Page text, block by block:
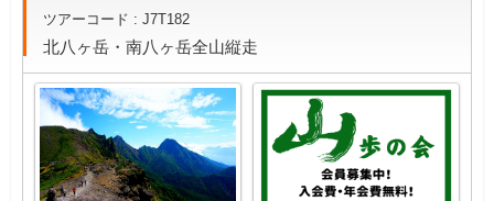
ツアーコード : J7T182
北八ヶ岳・南八ヶ岳全山縦走